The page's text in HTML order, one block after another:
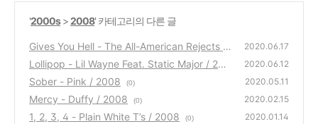
'2000s>2008' 카테고리의 다른 글
Gives You Hell - The All-American Rejects /
2008
(0)
2020.06.17
Lollipop - Lil Wayne Feat. Static Major / 200
8
(0)
2020.06.12
Sober - Pink / 2008 (0) 2020.05.11
Mercy - Duffy / 2008 (0) 2020.02.15
1, 2, 3, 4 - Plain White T’s / 2008 (0) 2020.01.14